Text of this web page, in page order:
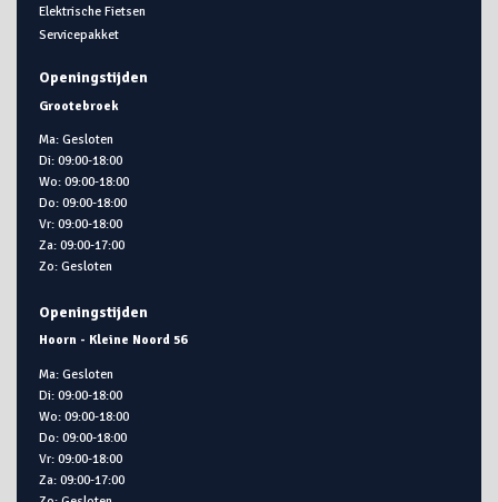
Elektrische Fietsen
Servicepakket
Openingstijden
Grootebroek
Ma: Gesloten
Di: 09:00-18:00
Wo: 09:00-18:00
Do: 09:00-18:00
Vr: 09:00-18:00
Za: 09:00-17:00
Zo: Gesloten
Openingstijden
Hoorn - Kleine Noord 56
Ma: Gesloten
Di: 09:00-18:00
Wo: 09:00-18:00
Do: 09:00-18:00
Vr: 09:00-18:00
Za: 09:00-17:00